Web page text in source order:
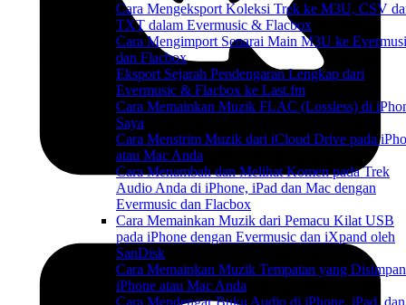
Cara Mengeksport Koleksi Trek ke M3U, CSV
TXT dalam Evermusic & Flacbox
Cara Mengimport Senarai Main M3U ke
dan Flacbox
Eksport Sejarah Pendengaran Lengkap dari
Evermusic & Flacbox ke Last.fm
Cara Memainkan Muzik FLAC (Lossless) di
Saya
Cara Menstrim Muzik dari iCloud Drive pada
atau Mac Anda
Cara Menambah dan Melihat Komen pada Trek
Audio Anda di iPhone, iPad dan Mac dengan
Evermusic dan Flacbox
Cara Memainkan Muzik dari Pemacu Kilat USB
pada iPhone dengan Evermusic dan iXpand oleh
SanDisk
Cara Memainkan Muzik Tempatan yang
iPhone atau Mac Anda
Cara Mendengar Buku Audio di iPhone, iPad, dan